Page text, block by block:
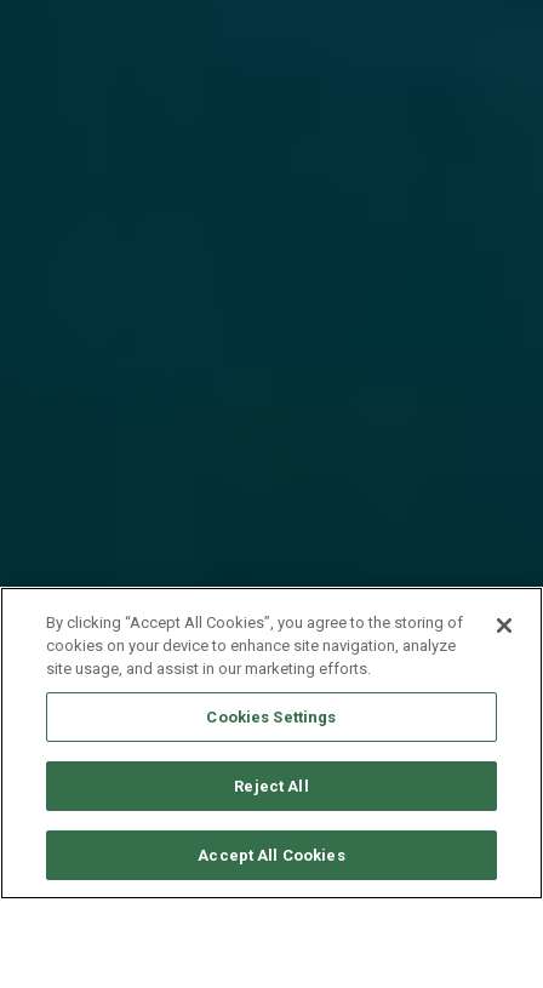
RICHIEDI DISPONIBILITÀ
By clicking “Accept All Cookies”, you agree to the storing of
cookies on your device to enhance site navigation, analyze
site usage, and assist in our marketing efforts.
Cookies Settings
Reject All
Accept All Cookies